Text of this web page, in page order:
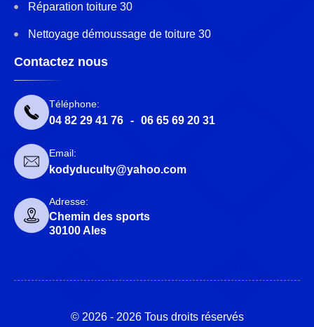
Réparation toiture 30
Nettoyage démoussage de toiture 30
Contactez nous
Téléphone:
04 82 29 41 76 - 06 65 69 20 31
Email:
kodyduculty@yahoo.com
Adresse:
Chemin des sports
30100 Ales
© 2026 - 2026 Tous droits réservés